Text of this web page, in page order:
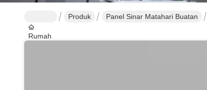
Rumah
Produk Panel Sinar Matahari Buatan